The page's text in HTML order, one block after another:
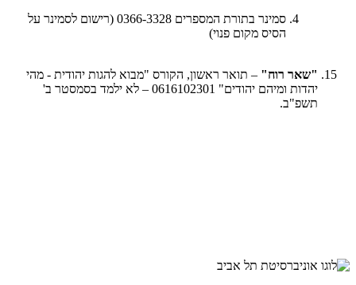
סמינר בתורת המספרים 0366-3328 (רישום לסמינר על
הסיס מקום פנוי)
"שאר רוח" – תואר ראשון, הקורס "מבוא להגות יהודית - מהי
יהדות ומיהם יהודים" 0616102301 – לא ילמד בסמסטר ב'
תשפ"ב.